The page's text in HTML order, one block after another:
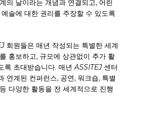
의 날이라는 개념과 연결되고, 어린
술에 대한 권리를 주장할 수 있도록
회원들은 매년 작성되는 특별한 세계
홍보하고, 규모에 상관없이 추가 활
록 초대받습니다. 매년ASSITEJ 센터
연계된 컨퍼런스, 공연, 워크숍, 특별
다양한 활동을 전 세계적으로 진행